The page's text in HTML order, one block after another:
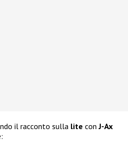
il racconto sulla lite conJ-Ax